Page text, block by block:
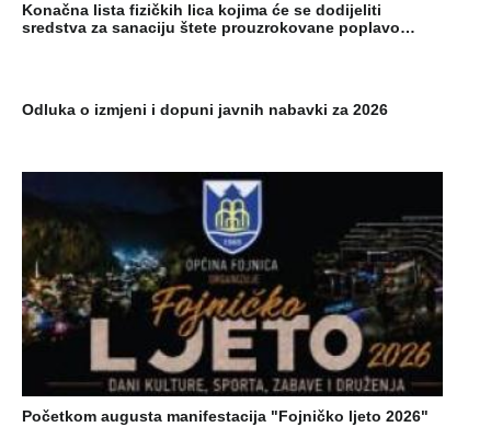
Konačna lista fizičkih lica kojima će se dodijeliti
sredstva za sanaciju štete prouzrokovane poplavo…
Odluka o izmjeni i dopuni javnih nabavki za 2026
Početkom augusta manifestacija "Fojničko ljeto 2026"